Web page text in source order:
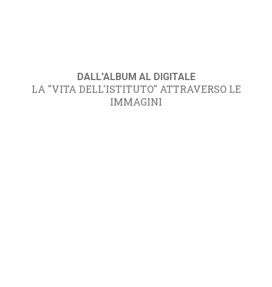
DALL'ALBUM AL DIGITALE
LA "VITA DELL'ISTITUTO" ATTRAVERSO LE
IMMAGINI